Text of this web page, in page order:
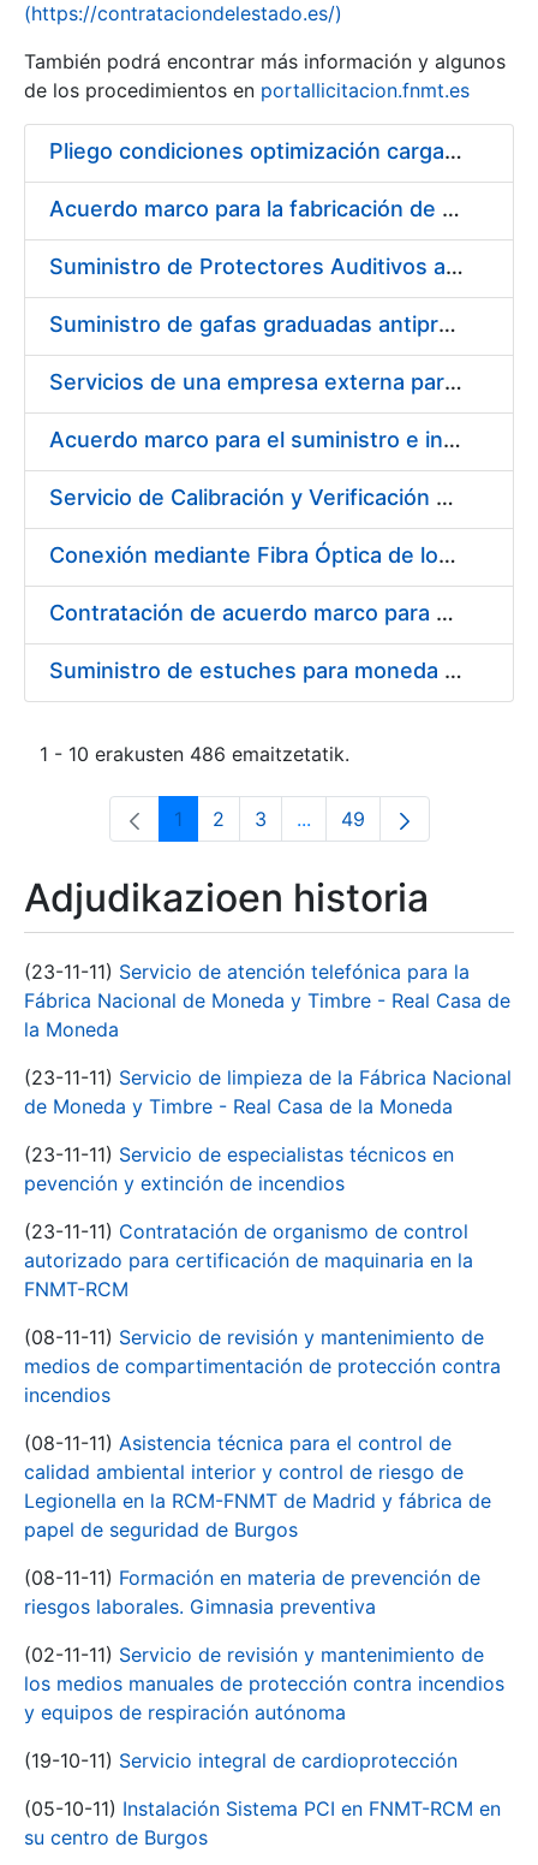
Erakutsi/Ezkutatu
(https://contrataciondelestado.es/)
También podrá encontrar más información y algunos
de los procedimientos en portallicitacion.fnmt.es
Pliego condiciones optimización cargas compras firmado
Acuerdo marco para la fabricación de piezas
Suministro de Protectores Auditivos a medida para las personas trabajadoras de los Centros de Trabajo de Madrid y Burgos
Suministro de gafas graduadas antiproyecciones para los trabajadores de la FNMT-RCM en los centros de trabajo de Madrid y Burgos
Servicios de una empresa externa para el asesoramiento y resolución de los recursos de alzada que se presentan relacionados con procesos de selección para la FNMT-RCM
Acuerdo marco para el suministro e instalación de persianas, estores y otros complementos
Servicio de Calibración y Verificación Externa de los Equipos de Medición del Servicio de Prevención de la FNMT-RCM
Conexión mediante Fibra Óptica de los Centros de Proceso de Datos (CPDs) de las sedes de la FNMT-RCM de Burgos y Madrid
Contratación de acuerdo marco para el Suministro de Material de Electricidad para la Fábrica Nacional de Moneda y Timbre-Real Casa de la Moneda en su centro de trabajo de Burgos
Suministro de estuches para moneda de 30 €
1 - 10 erakusten 486 emaitzetatik.
Orrialdea
1 Orrialdea
2 Orrialdea
3 ...Intermediate Pages Use
Orrialdea
49
Adjudikazioen historia
(23-11-11) Servicio de atención telefónica para la
Fábrica Nacional de Moneda y Timbre - Real Casa de
la Moneda
(23-11-11) Servicio de limpieza de la Fábrica Nacional
de Moneda y Timbre - Real Casa de la Moneda
(23-11-11) Servicio de especialistas técnicos en
pevención y extinción de incendios
(23-11-11) Contratación de organismo de control
autorizado para certificación de maquinaria en la
FNMT-RCM
(08-11-11) Servicio de revisión y mantenimiento de
medios de compartimentación de protección contra
incendios
(08-11-11) Asistencia técnica para el control de
calidad ambiental interior y control de riesgo de
Legionella en la RCM-FNMT de Madrid y fábrica de
papel de seguridad de Burgos
(08-11-11) Formación en materia de prevención de
riesgos laborales. Gimnasia preventiva
(02-11-11) Servicio de revisión y mantenimiento de
los medios manuales de protección contra incendios
y equipos de respiración autónoma
(19-10-11) Servicio integral de cardioprotección
(05-10-11) Instalación Sistema PCI en FNMT-RCM en
su centro de Burgos